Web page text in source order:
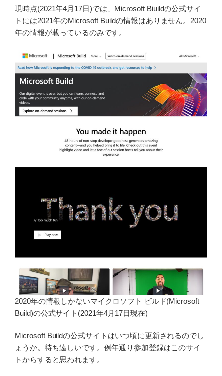
現時点(2021年4月17日)では、Microsoft Biuildの公式サイ
トには2021年のMicrosoft Buildの情報はありません。2020
年の情報が載っているのみです。
2020年の情報しかないマイクロソフト ビルド(Microsoft
Build)の公式サイト(2021年4月17日現在)
Microsoft Buildの公式サイトはいつ頃に更新されるのでし
ょうか。待ち遠しいです。例年通り参加登録はこのサイ
トからすると思われます。